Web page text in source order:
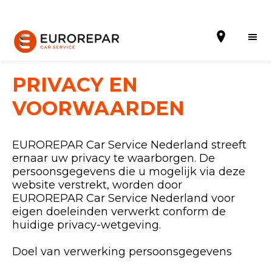
Online offertes
EUREPAR Pech Service
Onze occasions
Over ons
Werkzaamheden
PRIVACY EN
VOORWAARDEN
EUROREPAR Car Service Nederland streeft
ernaar uw privacy te waarborgen. De
persoonsgegevens die u mogelijk via deze
website verstrekt, worden door
EUROREPAR Car Service Nederland voor
eigen doeleinden verwerkt conform de
huidige privacy-wetgeving.
Doel van verwerking persoonsgegevens